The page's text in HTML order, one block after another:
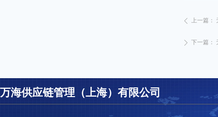
ꄴ 上一篇：
ꄲ 下一篇：
万海供应链管理（上海）有限公司